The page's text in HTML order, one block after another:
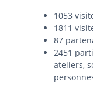
1053
1811
87
2451
ateliers,